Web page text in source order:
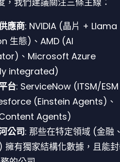
應商: NVIDIA (晶片 + Llama
生態)、AMD (AI
、Microsoft Azure
integrated)
台: ServiceNow (ITSM/
(Einstein Agents)、
Agents)
公司: 那些在特定領域 (金融
擁有獨家結構化數據，且能